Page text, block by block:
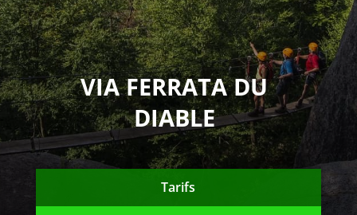
VIA FERRATA DU
DIABLE
Tarifs